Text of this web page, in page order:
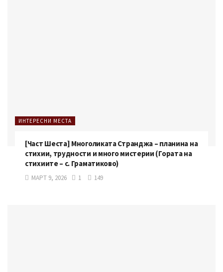
ИНТЕРЕСНИ МЕСТА
[Част Шеста] Многоликата Странджа – планина на
стихии, трудности и много мистерии (Гората на
стихиите – с. Граматиково)
МАРТ 9, 2026 1 149